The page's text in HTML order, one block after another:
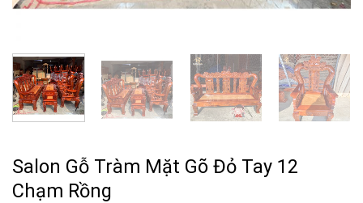
Salon Gỗ Tràm Mặt Gõ Đỏ Tay 12
Chạm Rồng